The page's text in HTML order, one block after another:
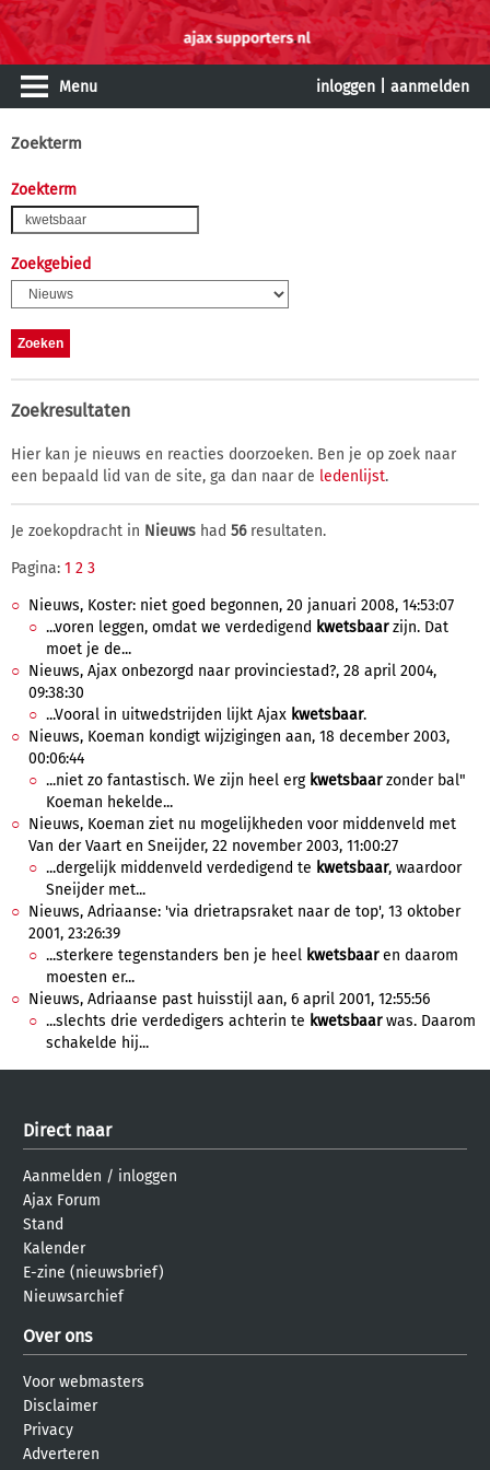
Menu inloggen aanmelden
Zoekterm
Zoekterm
Zoekgebied
Zoekresultaten
Hier kan je nieuws en reacties doorzoeken. Ben je op zoek naar
een bepaald lid van de site, ga dan naar de ledenlijst.
Je zoekopdracht in Nieuws had 56resultaten.
Pagina: 1 2 3
Nieuws, Koster: niet goed begonnen, 20 januari 2008, 14:53:07
...voren leggen, omdat we verdedigend kwetsbaarzijn. Dat
moet je de...
Nieuws, Ajax onbezorgd naar provinciestad?, 28 april 2004,
09:38:30
...Vooral in uitwedstrijden lijkt Ajax kwetsbaar.
Nieuws, Koeman kondigt wijzigingen aan, 18 december 2003,
00:06:44
...niet zo fantastisch. We zijn heel erg kwetsbaarzonder bal"
Koeman hekelde...
Nieuws, Koeman ziet nu mogelijkheden voor middenveld met
Van der Vaart en Sneijder, 22 november 2003, 11:00:27
...dergelijk middenveld verdedigend te kwetsbaar, waardoor
Sneijder met...
Nieuws, Adriaanse: 'via drietrapsraket naar de top', 13 oktober
2001, 23:26:39
...sterkere tegenstanders ben je heel kwetsbaaren daarom
moesten er...
Nieuws, Adriaanse past huisstijl aan, 6 april 2001, 12:55:56
...slechts drie verdedigers achterin te kwetsbaarwas. Daarom
schakelde hij...
Direct naar
Aanmelden / inloggen
Ajax Forum
Stand
Kalender
E-zine (nieuwsbrief)
Nieuwsarchief
Over ons
Voor webmasters
Disclaimer
Privacy
Adverteren